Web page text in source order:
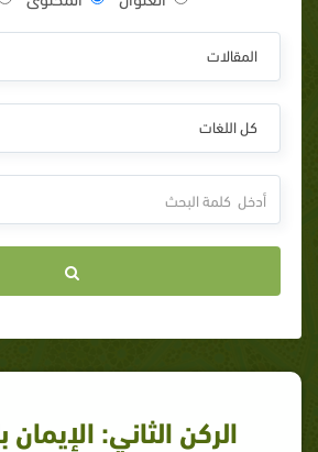
المقالات
كل اللغات
الركن الثاني: الإيمان